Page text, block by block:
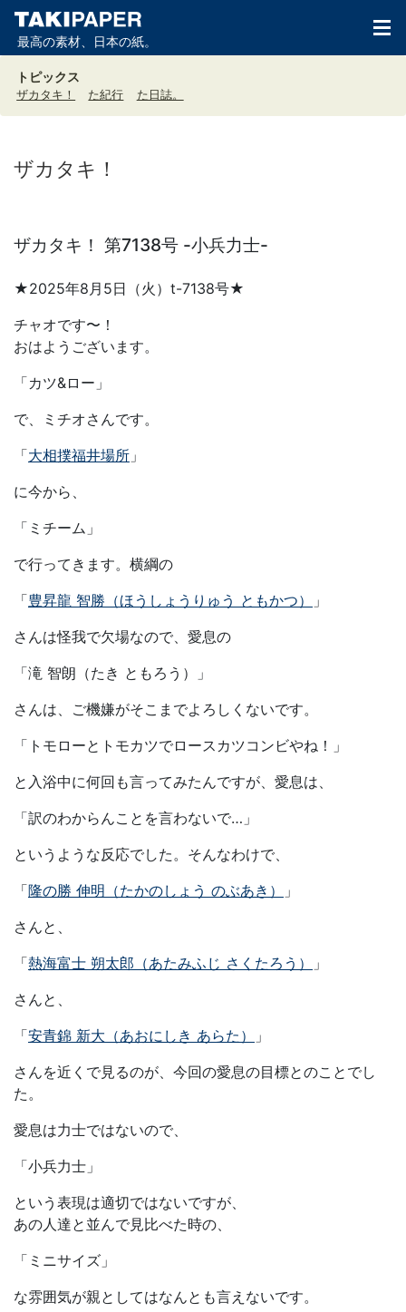
最高の素材、日本の紙。
トピックス
ザカタキ！ た紀行 た日誌。
ザカタキ！
ザカタキ！ 第7138号 -小兵力士-
★2025年8月5日（火）t-7138号★
チャオです〜！
おはようございます。
「カツ&ロー」
で、ミチオさんです。
「大相撲福井場所 」
に今から、
「ミチーム」
で行ってきます。横綱の
「豊昇龍 智勝（ほうしょうりゅう ともかつ）
」
さんは怪我で欠場なので、愛息の
「滝 智朗（たき ともろう）」
さんは、ご機嫌がそこまでよろしくないです。
「トモローとトモカツでロースカツコンビやね！」
と入浴中に何回も言ってみたんですが、愛息は、
「訳のわからんことを言わないで…」
というような反応でした。そんなわけで、
「隆の勝 伸明（たかのしょう のぶあき）
」
さんと、
「熱海富士 朔太郎（あたみふじ さくたろう）
」
さんと、
「安青錦 新大（あおにしき あらた）
」
さんを近くで見るのが、今回の愛息の目標とのことでし
た。
愛息は力士ではないので、
「小兵力士」
という表現は適切ではないですが、
あの人達と並んで見比べた時の、
「ミニサイズ」
な雰囲気が親としてはなんとも言えないです。